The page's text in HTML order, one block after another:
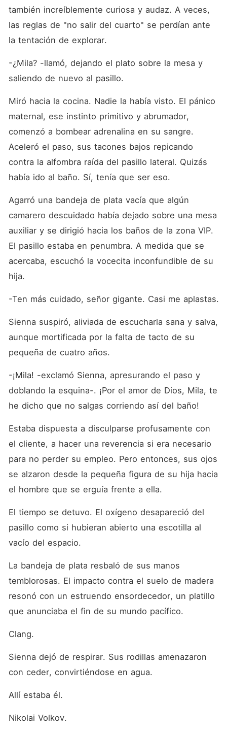
también increíblemente curiosa y audaz. A veces,
las reglas de "no salir del cuarto" se perdían ante
la tentación de explorar.
-¿Mila? -llamó, dejando el plato sobre la mesa y
saliendo de nuevo al pasillo.
Miró hacia la cocina. Nadie la había visto. El pánico
maternal, ese instinto primitivo y abrumador,
comenzó a bombear adrenalina en su sangre.
Aceleró el paso, sus tacones bajos repicando
contra la alfombra raída del pasillo lateral. Quizás
había ido al baño. Sí, tenía que ser eso.
Agarró una bandeja de plata vacía que algún
camarero descuidado había dejado sobre una mesa
auxiliar y se dirigió hacia los baños de la zona VIP.
El pasillo estaba en penumbra. A medida que se
acercaba, escuchó la vocecita inconfundible de su
hija.
-Ten más cuidado, señor gigante. Casi me aplastas.
Sienna suspiró, aliviada de escucharla sana y salva,
aunque mortificada por la falta de tacto de su
pequeña de cuatro años.
-¡Mila! -exclamó Sienna, apresurando el paso y
doblando la esquina-. ¡Por el amor de Dios, Mila, te
he dicho que no salgas corriendo así del baño!
Estaba dispuesta a disculparse profusamente con
el cliente, a hacer una reverencia si era necesario
para no perder su empleo. Pero entonces, sus ojos
se alzaron desde la pequeña figura de su hija hacia
el hombre que se erguía frente a ella.
El tiempo se detuvo. El oxígeno desapareció del
pasillo como si hubieran abierto una escotilla al
vacío del espacio.
La bandeja de plata resbaló de sus manos
temblorosas. El impacto contra el suelo de madera
resonó con un estruendo ensordecedor, un platillo
que anunciaba el fin de su mundo pacífico.
Clang.
Sienna dejó de respirar. Sus rodillas amenazaron
con ceder, convirtiéndose en agua.
Allí estaba él.
Nikolai Volkov.